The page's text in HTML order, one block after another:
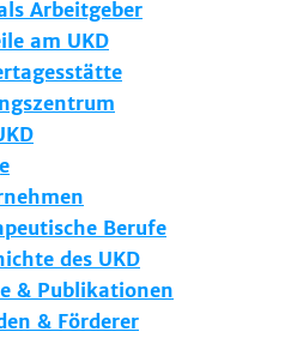
Arbeitgeber
am UKD
Berufe
des UKD
& Publikationen
& Förderer